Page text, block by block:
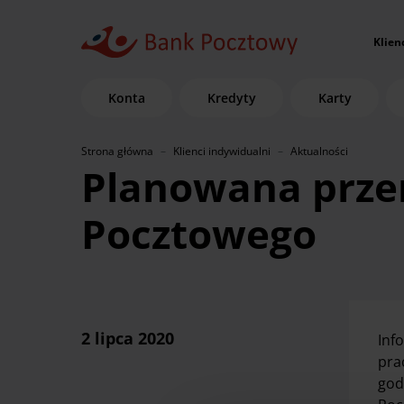
Konta Kredyty Karty
Strona główna Klienci indywidualni Aktualności
Planowana
Pocztowego
2 lipca 2020